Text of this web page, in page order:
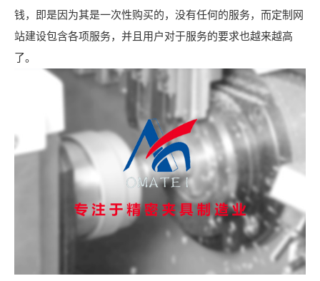
钱，即是因为其是一次性购买的，没有任何的服务，而定制网
站建设包含各项服务，并且用户对于服务的要求也越来越高
了。